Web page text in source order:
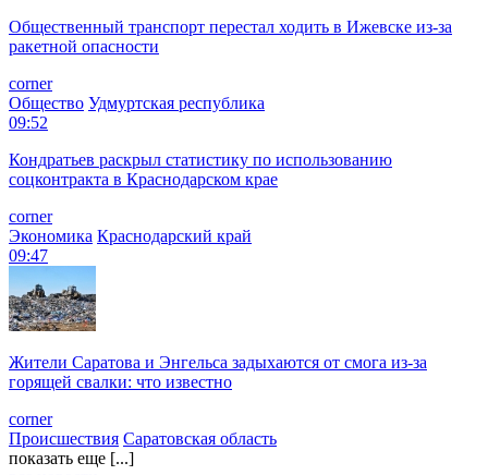
Общественный транспорт перестал ходить в Ижевске из-за
ракетной опасности
corner
Общество Удмуртская республика
09:52
Кондратьев раскрыл статистику по использованию
соцконтракта в Краснодарском крае
corner
Экономика Краснодарский край
09:47
Жители Саратова и Энгельса задыхаются от смога из-за
горящей свалки: что известно
corner
Происшествия Саратовская область
показать еще [...]